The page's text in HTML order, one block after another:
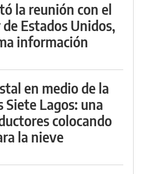
la reunión con el
Estados Unidos,
información
en medio de la
Siete Lagos: una
colocando
la nieve